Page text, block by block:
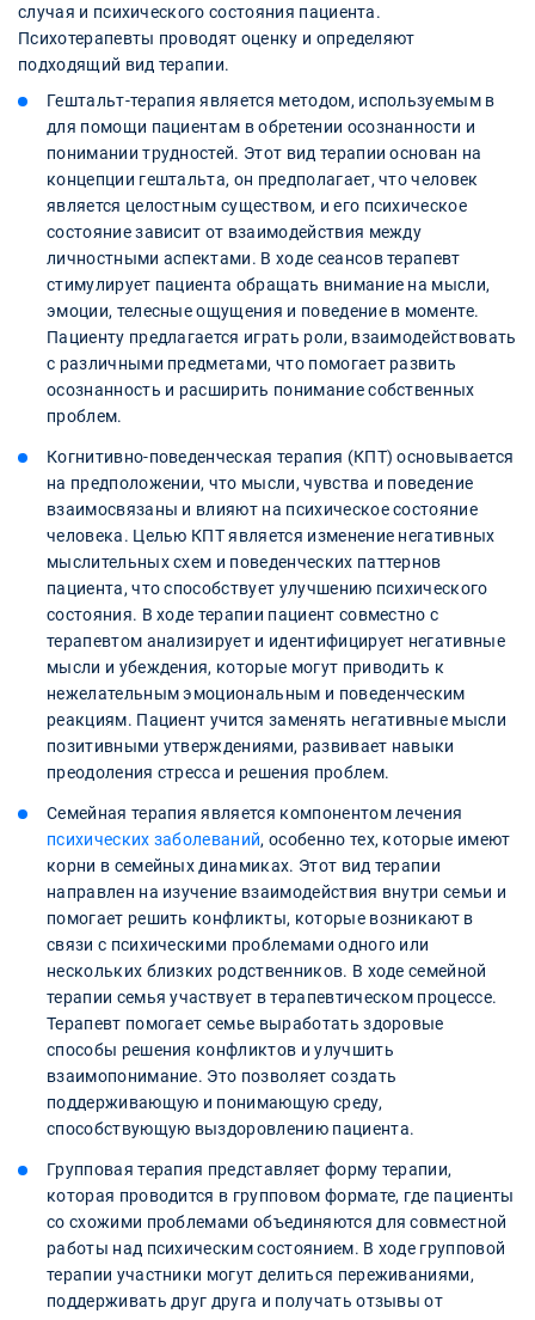
случая и психического состояния пациента.
Психотерапевты проводят оценку и определяют
подходящий вид терапии.
Гештальт-терапия является методом, используемым в
для помощи пациентам в обретении осознанности и
понимании трудностей. Этот вид терапии основан на
концепции гештальта, он предполагает, что человек
является целостным существом, и его психическое
состояние зависит от взаимодействия между
личностными аспектами. В ходе сеансов терапевт
стимулирует пациента обращать внимание на мысли,
эмоции, телесные ощущения и поведение в моменте.
Пациенту предлагается играть роли, взаимодействовать
с различными предметами, что помогает развить
осознанность и расширить понимание собственных
проблем.
Когнитивно-поведенческая терапия (КПТ) основывается
на предположении, что мысли, чувства и поведение
взаимосвязаны и влияют на психическое состояние
человека. Целью КПТ является изменение негативных
мыслительных схем и поведенческих паттернов
пациента, что способствует улучшению психического
состояния. В ходе терапии пациент совместно с
терапевтом анализирует и идентифицирует негативные
мысли и убеждения, которые могут приводить к
нежелательным эмоциональным и поведенческим
реакциям. Пациент учится заменять негативные мысли
позитивными утверждениями, развивает навыки
преодоления стресса и решения проблем.
Семейная терапия является компонентом лечения
психических заболеваний, особенно тех, которые имеют
корни в семейных динамиках. Этот вид терапии
направлен на изучение взаимодействия внутри семьи и
помогает решить конфликты, которые возникают в
связи с психическими проблемами одного или
нескольких близких родственников. В ходе семейной
терапии семья участвует в терапевтическом процессе.
Терапевт помогает семье выработать здоровые
способы решения конфликтов и улучшить
взаимопонимание. Это позволяет создать
поддерживающую и понимающую среду,
способствующую выздоровлению пациента.
Групповая терапия представляет форму терапии,
которая проводится в групповом формате, где пациенты
со схожими проблемами объединяются для совместной
работы над психическим состоянием. В ходе групповой
терапии участники могут делиться переживаниями,
поддерживать друг друга и получать отзывы от